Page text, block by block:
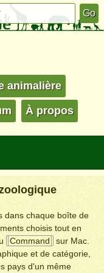
animalière
À propos
dans chaque boîte de
choisis tout en
Command
sur Mac.
et de catégorie,
pays d'un même